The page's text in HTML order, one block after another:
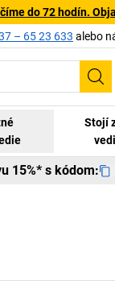
do 72 hodín.
– 65 23 633 alebo
Stojí
15%* s kódom: